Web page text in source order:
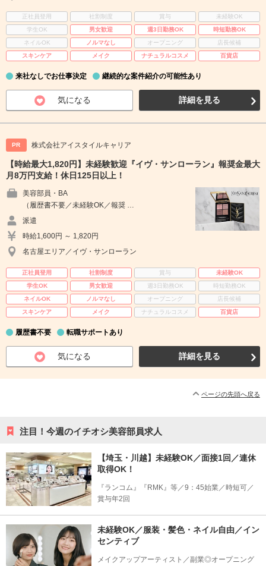
正社員登用 社割制度 賞与
未経験OK
学生OK
男女歓迎 週3日勤務OK
時短勤務OK
ネイルOK
ノルマなし オープニング
店長候補
スキンケア
メイク ナチュラルコスメ 百貨店
来社なしでお仕事決定 継続的な案件紹介の可能性あり
気になる 詳細を見る
PR 株式会社アイスタイルキャリア
【時給最大1,820円】未経験歓迎『イヴ・サンローラン』報奨金最大
月8万円支給！休日125日以上！
美容部員・BA
（履歴書不要／未経験OK／報奨 …
派遣
時給1,600円 ～ 1,820円
名古屋エリア／イヴ・サンローラン
正社員登用 社割制度 賞与
未経験OK
学生OK
男女歓迎 週3日勤務OK
時短勤務OK
ネイルOK
ノルマなし オープニング
店長候補
スキンケア
メイク ナチュラルコスメ 百貨店
履歴書不要 転職サポートあり
気になる 詳細を見る
ページの先頭へ戻る
注目！今週のイチオシ美容部員求人
【埼玉・川越】未経験OK／面接1回／連休
取得OK！
『ランコム』『RMK』等／9：45始業／時短可／
賞与年2回
未経験OK／服装・髪色・ネイル自由／イン
センティブ
メイクアップアーティスト／副業◎オープニング